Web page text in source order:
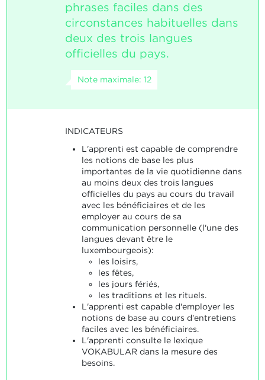
phrases faciles dans des
circonstances habituelles dans
deux des trois langues
officielles du pays.
Note maximale: 12
INDICATEURS
L'apprenti est capable de comprendre
les notions de base les plus
importantes de la vie quotidienne dans
au moins deux des trois langues
officielles du pays au cours du travail
avec les bénéficiaires et de les
employer au cours de sa
communication personnelle (l'une des
langues devant être le
luxembourgeois):
les loisirs,
les fêtes,
les jours fériés,
les traditions et les rituels.
L'apprenti est capable d'employer les
notions de base au cours d'entretiens
faciles avec les bénéficiaires.
L'apprenti consulte le lexique
VOKABULAR dans la mesure des
besoins.